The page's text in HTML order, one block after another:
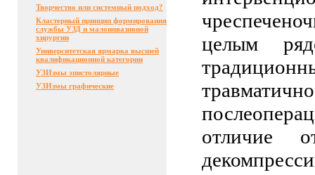
целым
отличие
Творчество или системный подход?
Кластерный принцип формирования
службы УЗД и малоинвазивной
хирургии
Университетская ярмарка высшей
квалификационной категории
УЗИзмы эпистолярные
УЗИзмы графические